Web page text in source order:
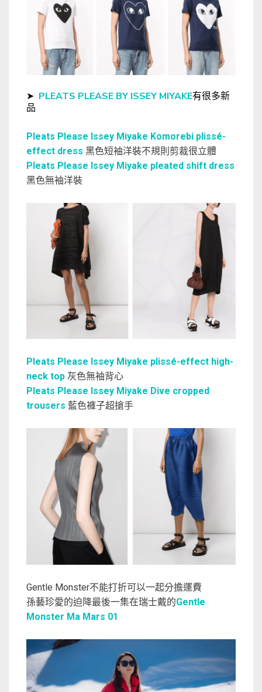
➤ PLEATS PLEASE BY ISSEY MIYAKE有很多新
品
Pleats Please Issey Miyake Komorebi plissé-
effect dress 黑色短袖洋裝不規則剪裁很立體
Pleats Please Issey Miyake pleated shift dress
黑色無袖洋裝
Pleats Please Issey Miyake plissé-effect high-
neck top 灰色無袖背心
Pleats Please Issey Miyake Dive cropped
trousers 藍色褲子超搶手
Gentle Monster不能打折可以一起分擔運費
孫藝珍愛的迫降最後一集在瑞士戴的Gentle
Monster Ma Mars 01